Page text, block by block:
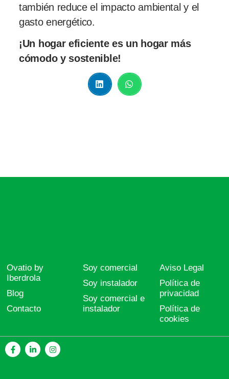
también reduce el impacto ambiental y el
gasto energético.
¡Un hogar eficiente es un hogar más
cómodo y sostenible!
Ovatio by
Iberdrola
Blog
Contacto
Soy comercial
Soy instalador
Soy comercial e
instalador
Aviso Legal
Política de
privacidad
Política de
cookies